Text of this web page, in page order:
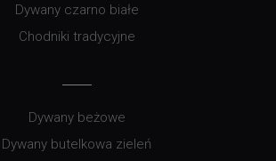
Dywany czarno białe
Chodniki tradycyjne
Dywany beżowe
Dywany butelkowa zieleń